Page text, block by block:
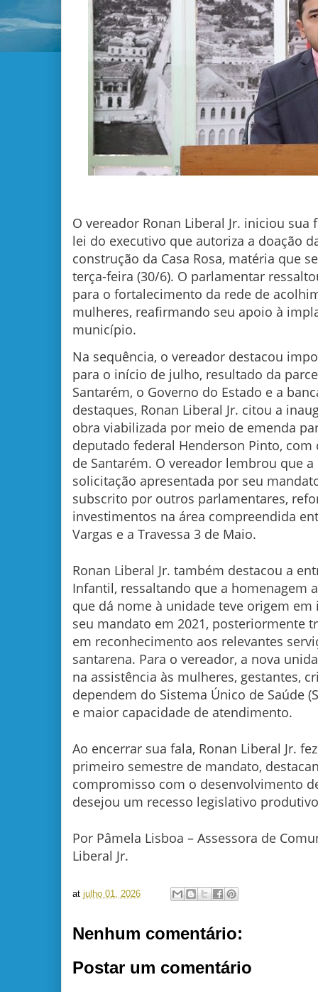
O vereador Ronan Liberal Jr. iniciou
lei do executivo que autoriza a doação
construção da Casa Rosa, matéria que
terça-feira (30/6). O parlamentar
para o fortalecimento da rede de
mulheres, reafirmando seu apoio à
município.
Na sequência, o vereador destacou
para o início de julho, resultado da
Santarém, o Governo do Estado e a
destaques, Ronan Liberal Jr. citou a
obra viabilizada por meio de emenda
deputado federal Henderson Pinto,
de Santarém. O vereador lembrou que
solicitação apresentada por seu
subscrito por outros parlamentares,
investimentos na área compreendida
Vargas e a Travessa 3 de Maio.
Ronan Liberal Jr. também destacou a
Infantil, ressaltando que a homenagem
que dá nome à unidade teve origem
seu mandato em 2021, posteriormente
em reconhecimento aos relevantes
santarena. Para o vereador, a nova
na assistência às mulheres, gestantes,
dependem do Sistema Único de Saúde
e maior capacidade de atendimento.
Ao encerrar sua fala, Ronan Liberal Jr.
primeiro semestre de mandato,
compromisso com o desenvolvimento
desejou um recesso legislativo
Por Pâmela Lisboa – Assessora de
Liberal Jr.
at julho 01, 2026
Nenhum comentário:
Postar um comentário